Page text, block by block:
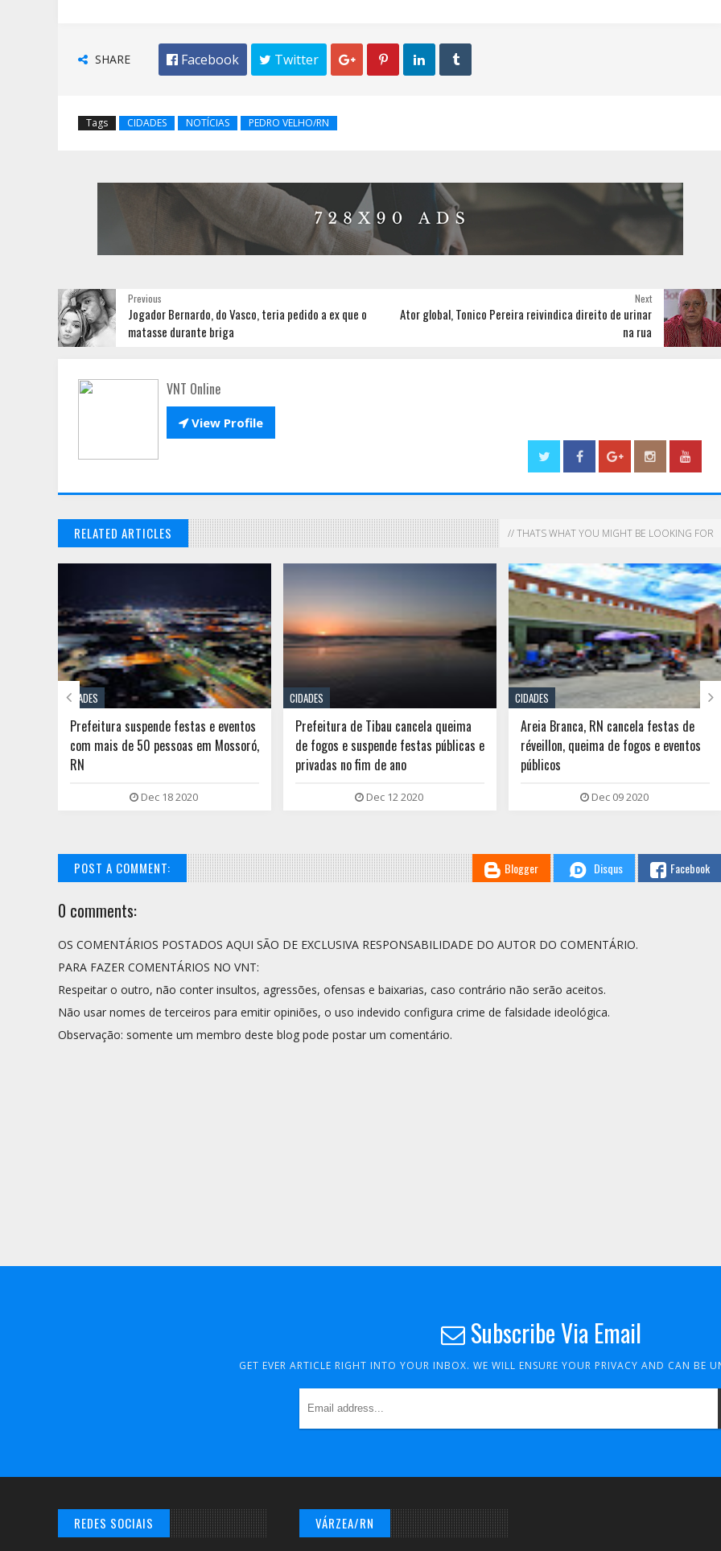
SHARE  Facebook  Twitter    
Tags CIDADES NOTÍCIAS PEDRO VELHO/RN
Next
Ator global, Tonico Pereira reivindica direito de urinar
na rua
Previous
Jogador Bernardo, do Vasco, teria pedido a ex que o
matasse durante briga
VNT Online
View Profile
RELATED ARTICLES // THATS WHAT YOU MIGHT BE LOOKING FOR
CIDADES
Prefeitura suspende festas e eventos
com mais de 50 pessoas em Mossoró,
RN
Dec 18 2020
CIDADES
Prefeitura de Tibau cancela queima
de fogos e suspende festas públicas e
privadas no fim de ano
Dec 12 2020
CIDADES
Areia Branca, RN cancela festas de
réveillon, queima de fogos e eventos
públicos
Dec 09 2020
 
POST A COMMENT: Blogger Disqus Facebook
0 comments:
OS COMENTÁRIOS POSTADOS AQUI SÃO DE EXCLUSIVA RESPONSABILIDADE DO AUTOR DO COMENTÁRIO.
PARA FAZER COMENTÁRIOS NO VNT:
Respeitar o outro, não conter insultos, agressões, ofensas e baixarias, caso contrário não serão aceitos.
Não usar nomes de terceiros para emitir opiniões, o uso indevido configura crime de falsidade ideológica.
Observação: somente um membro deste blog pode postar um comentário.
Subscribe Via Email
GET EVER ARTICLE RIGHT INTO YOUR INBOX. WE WILL ENSURE YOUR PRIVACY AND CAN BE
REDES SOCIAIS VÁRZEA/RN